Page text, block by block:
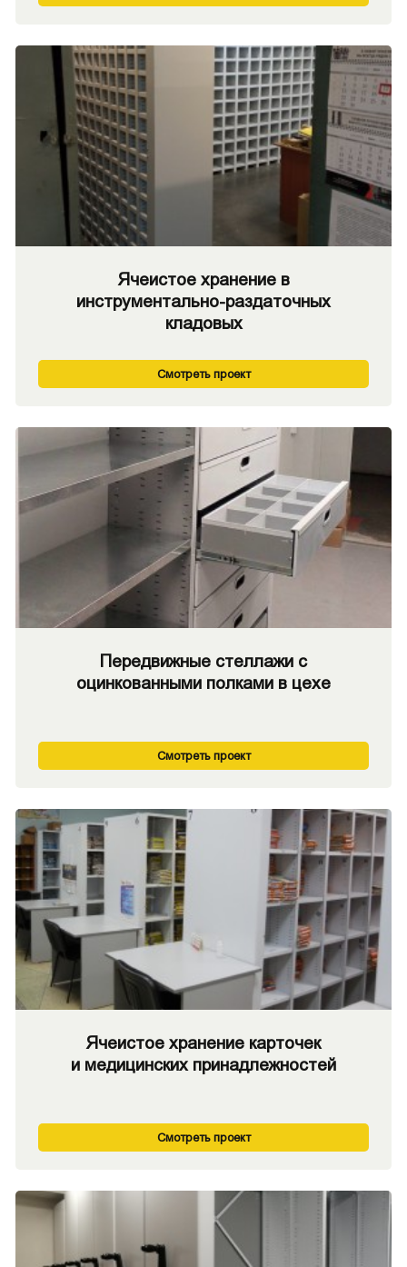
Ячеистое хранение в
инструментально-раздаточных
кладовых
Смотреть проект
Передвижные стеллажи с
оцинкованными полками в цехе
Смотреть проект
Ячеистое хранение карточек
и медицинских принадлежностей
Смотреть проект